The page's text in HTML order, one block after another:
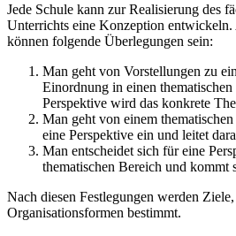
Jede Schule kann zur Realisierung des
Unterrichts eine Konzeption
können folgende Überlegungen sein:
Man geht von Vorstellungen zu
Einordnung in einen
Perspektive wird das konkrete
Man geht von einem
eine Perspektive ein und leitet
Man entscheidet sich für eine
thematischen Bereich und kommt
Nach diesen Festlegungen werden
Organisationsformen bestimmt.